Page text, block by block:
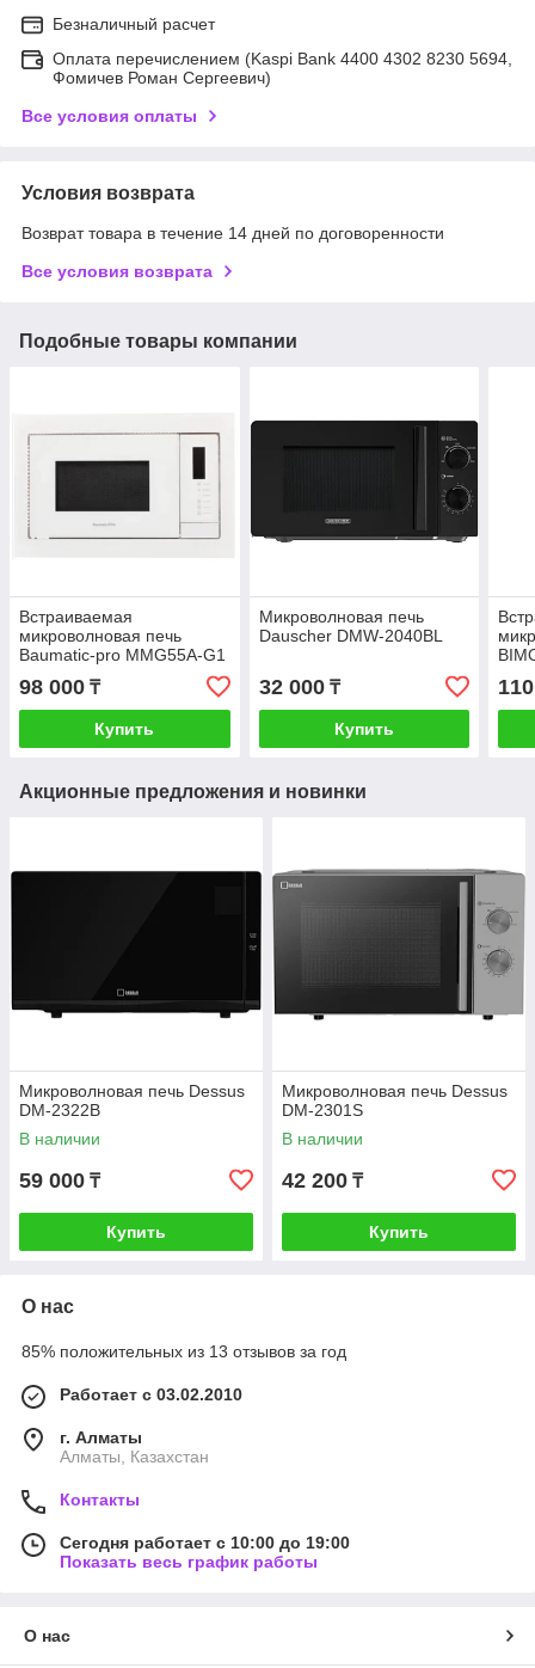
Безналичный расчет
Оплата перечислением (Kaspi Bank 4400 4302 8230 5694,
Фомичев Роман Сергеевич)
Все условия оплаты
Условия возврата
Возврат товара в течение 14 дней по договоренности
Все условия возврата
Подобные товары компании
Встраиваемая
микроволновая печь
Baumatic-pro MMG55А-G1
98 000 ₸
Купить
Микроволновая печь
Dauscher DMW-2040BL
32 000₸
Купить
Акционные предложения и новинки
Микроволновая печь Dessus
DM-2322B
В наличии
59 000 ₸
Купить
Микроволновая печь Dessus
DM-2301S
В наличии
42 200 ₸
Купить
О нас
85% положительных из 13 отзывов за год
Работает с 03.02.2010
г. Алматы
Алматы, Казахстан
Контакты
Сегодня работает с 10:00 до 19:00
Показать весь график работы
О нас